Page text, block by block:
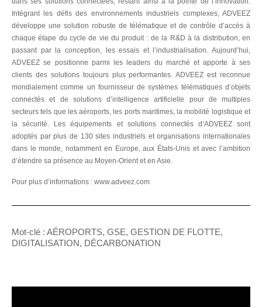
Intégrant les défis des environnements industriels complexes, ADVEEZ
développe une solution robuste de télématique et de contrôle d’accès à
chaque étape du cycle de vie du produit : de la R&D à la distribution, en
passant par la conception, les essais et l’industrialisation. Aujourd’hui,
ADVEEZ se positionne parmi les leaders du marché et apporte à ses
clients des solutions toujours plus performantes. ADVEEZ est reconnue
mondialement comme un fournisseur de systèmes télématiques d’objets
connectés et de solutions d’intelligence artificielle pour de multiples
secteurs tels que les aéroports, les ports maritimes, la mobilité logistique et
la sécurité. Les équipements et solutions connectés d’ADVEEZ sont
adoptés par plus de 130 sites industriels et organisations internationales
dans le monde, notamment en Europe, aux États-Unis et avec l’ambition
d’étendre sa présence au Moyen-Orient et en Asie.
Pour plus d’informations : www.adveez.com
Mot-clé : AÉROPORTS, GSE, GESTION DE FLOTTE,
DIGITALISATION, DÉCARBONATION